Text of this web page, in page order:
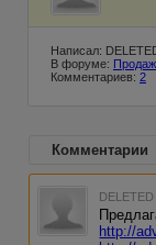
Написал:
В форуме:
Комментариев: 2
Комментарии
DELETED
http://